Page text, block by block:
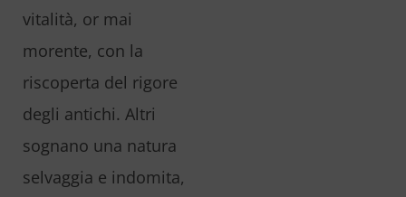
vitalità, or mai
morente, con la
riscoperta del rigore
degli antichi. Altri
sognano una natura
selvaggia e indomita,